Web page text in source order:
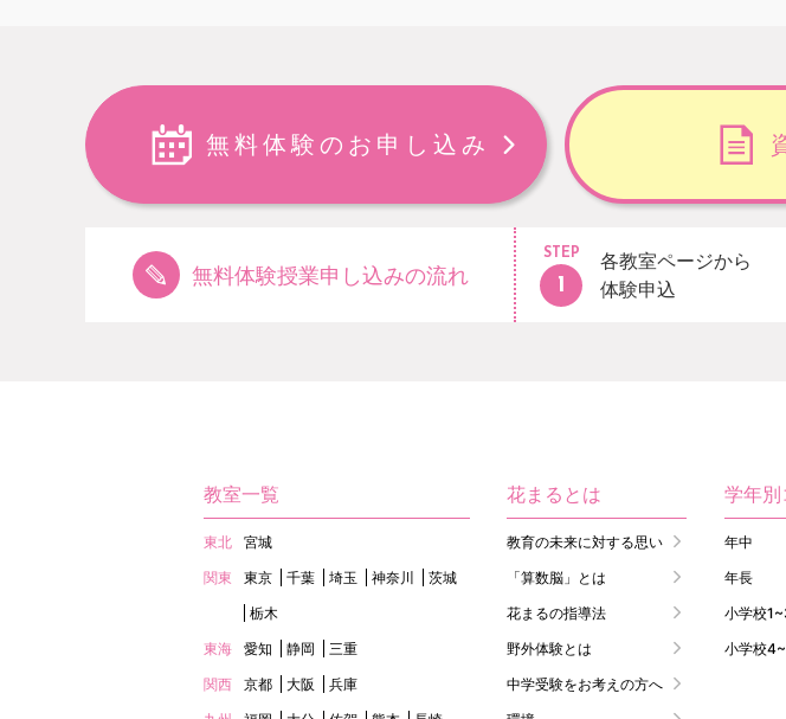
無料体験のお申し込み
無料体験授業申し込みの流れ
STEP
各教室ページから
体験申込
教室一覧
東北
宮城
関東
東京 千葉 埼玉 神奈川
茨城
栃木
東海
愛知 静岡
三重
関西
京都 大阪
兵庫
花まるとは
教育の未来に対する思い
「算数脳」とは
花まるの指導法
野外体験とは
中学受験をお考えの方へ
学年別
年中
年長
小学校
小学校